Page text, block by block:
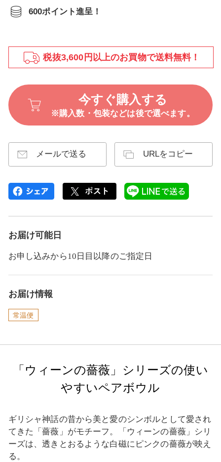
600ポイント進呈！
税抜3,600円以上のお買物で送料無料！
今すぐ購入する
※購入数・包装などは後で選べます。
メールで送る URLをコピー
お届け可能日
お申し込みから10日目以降のご指定日
お届け情報
常温便
「ウィーンの薔薇」シリーズの使い
やすいペアボウル
ギリシャ神話の昔から美と愛のシンボルとして愛され
てきた「薔薇」がモチーフ。「ウィーンの薔薇」シリ
ーズは、透きとおるような白磁にピンクの薔薇が映え
る。